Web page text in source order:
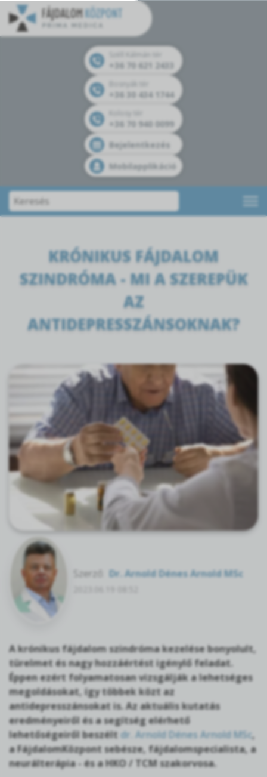
+36 70 621 2433
+36 30 434 1744
+36 70 940 0099
Bejelentkezés
Mobilapplikáció
KRÓNIKUS FÁJDALOM
SZINDRÓMA - MI A SZEREPÜK
AZ
ANTIDEPRESSZÁNSOKNAK?
Szerző: Dr. Arnold Dénes Arnold MSc
A krónikus fájdalom szindróma kezelése bonyolult,
türelmet és nagy hozzáértést igénylő feladat.
Éppen ezért folyamatosan vizsgálják a lehetséges
megoldásokat, így többek közt az
antidepresszánsokat is. Az aktuális kutatás
eredményeiről és a segítség elérhető
lehetőségeiről beszélt dr. Arnold Dénes Arnold MSc,
a FájdalomKözpont sebésze, fájdalomspecialista, a
neurálterápia - és a HKO / TCM szakorvosa.